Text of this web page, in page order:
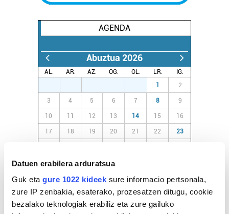
Datuen erabilera arduratsua
Guk eta gure 1022 kideek sure informacio pertsonala,
zure IP zenbakia, esaterako, prozesatzen ditugu, cookie
bezalako teknologiak erabiliz eta zure gailuko
AGENDA
Abuztua 2026
AL. AR. AZ. OG. OL. LR.
IG.
1 2
3 4 5 6 7 8 9
10 11 12 13 14 15 16
17 18 19 20 21 22 23
31 1 2
EGURALDIA